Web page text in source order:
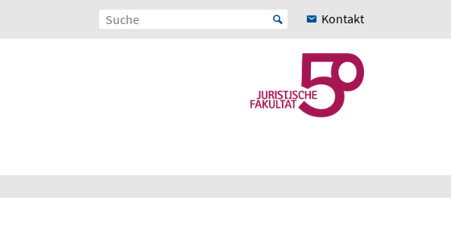
Kontakt